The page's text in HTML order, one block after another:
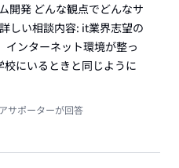
開発 どんな観点でどんなサ
しい相談内容: it業界志望の
インターネット環境が整っ
にいるときと同じように
サポーターが回答